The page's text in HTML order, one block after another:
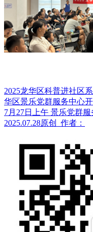
2025龙华区科普进社区
华区景乐党群服务中心
7月27日上午 景乐党群
2025.07.28原创 作者：